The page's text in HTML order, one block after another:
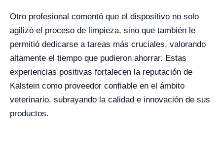
Otro profesional comentó que el dispositivo no solo
agilizó el proceso de limpieza, sino que también le
permitió dedicarse a tareas más cruciales, valorando
altamente el tiempo que pudieron ahorrar. Estas
experiencias positivas fortalecen la reputación de
Kalstein como proveedor confiable en el ámbito
veterinario, subrayando la calidad e innovación de sus
productos.